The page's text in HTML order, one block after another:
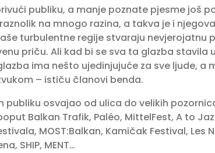
publiku, a manje poznate pjesme još
na mnogo razina, a takva je i
turbulentne regije stvaraju nevjerojatnu
priču. Ali kad bi se sva ta glazba stavila
ima nešto ujedinjujuće za sve ljude, a
– ističu članovi benda.
publiku osvajao od ulica do velikih
Balkan Trafik, Paléo, MittelFest, A to
MOST:Balkan, Kamičak Festival, Les
SHIP, MENT…